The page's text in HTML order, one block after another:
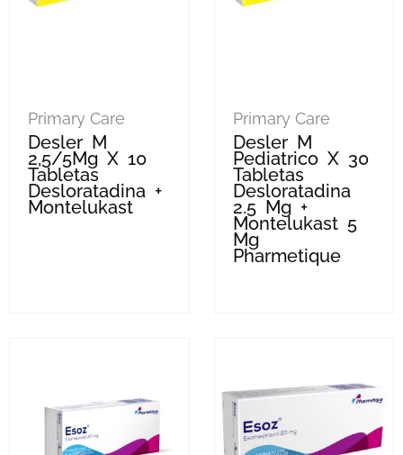
Primary Care
Desler M
2,5/5Mg X 10
Tabletas
Desloratadina +
Montelukast
Primary Care
Desler M
Pediatrico X 30
Tabletas
Desloratadina
2.5 Mg +
Montelukast 5
Mg
Pharmetique